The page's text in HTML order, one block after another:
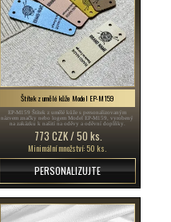
Štítek z umělé kůže Model EP-M159
EP-M159 Štítek z umělé kůže s personalizovaným
názvem značky nebo logem Model EP-M159, vyrobený
na zakázku k našití na oděvy a oděvní doplňky.
773 CZK / 50 ks.
Minimální množství: 50 ks.
PERSONALIZUJTE